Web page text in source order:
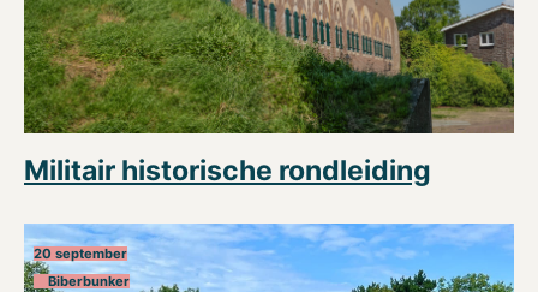
Militair historische rondleiding
20 september
Biberbunker